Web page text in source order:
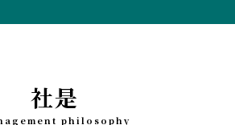
社是
philosophy